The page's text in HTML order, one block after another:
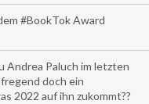
#BookTok Award
Andrea Paluch im letzten
doch ein
2022 auf ihn zukommt??